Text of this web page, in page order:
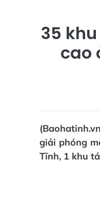
35
cao
giải phóng
Tĩnh, 1 khu